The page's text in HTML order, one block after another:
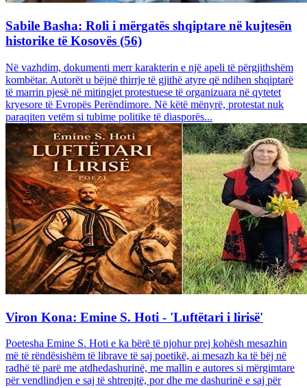
Sabile Basha: Roli i mërgatës shqiptare në kujtesën
historike të Kosovës (56)
Në vazhdim, dokumenti merr karakterin e një apeli të përgjithshëm
kombëtar. Autorët u bëjnë thirrje të gjithë atyre që ndihen shqiptarë
të marrin pjesë në mitingjet protestuese të organizuara në qytetet
kryesore të Evropës Perëndimore. Në këtë mënyrë, protestat nuk
paraqiten vetëm si tubime politike të diasporës...
Viron Kona: Emine S. Hoti - 'Luftëtari i lirisë'
Poetesha Emine S. Hoti e ka bërë të njohur prej kohësh mesazhin
më të rëndësishëm të librave të saj poetikë, ai mesazh ka të bëj në
radhë të parë me atdhedashurinë, me mallin e autores si mërgimtare
për vendlindjen e saj të shtrenjtë, por dhe me dashurinë e saj për